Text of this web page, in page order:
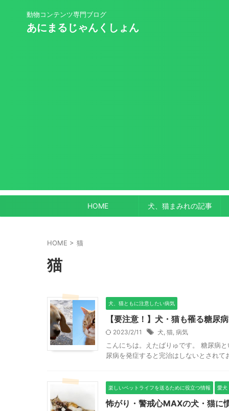
動物コンテンツ専門ブログ
あにまるじゃんくしょん
HOME 犬、猫まみれの記事
HOME > 猫
猫
犬、猫ともに注意したい病気
【要注意！】犬・猫も罹る糖尿
2023/2/11 犬, 猫, 病気
こんにちは。えたばりゅです。 糖尿病
尿病を発症すると完治はしないとされ
楽しいペットライフを送るために役立つ情報 愛犬
怖がり・警戒心MAXの犬・猫に